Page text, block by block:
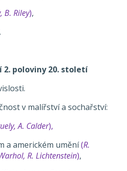
B. Riley),
.
poloviny 20. století
v malířství a sochařství:
A. Calder),
a americkém umění(R.
R. Lichtenstein),